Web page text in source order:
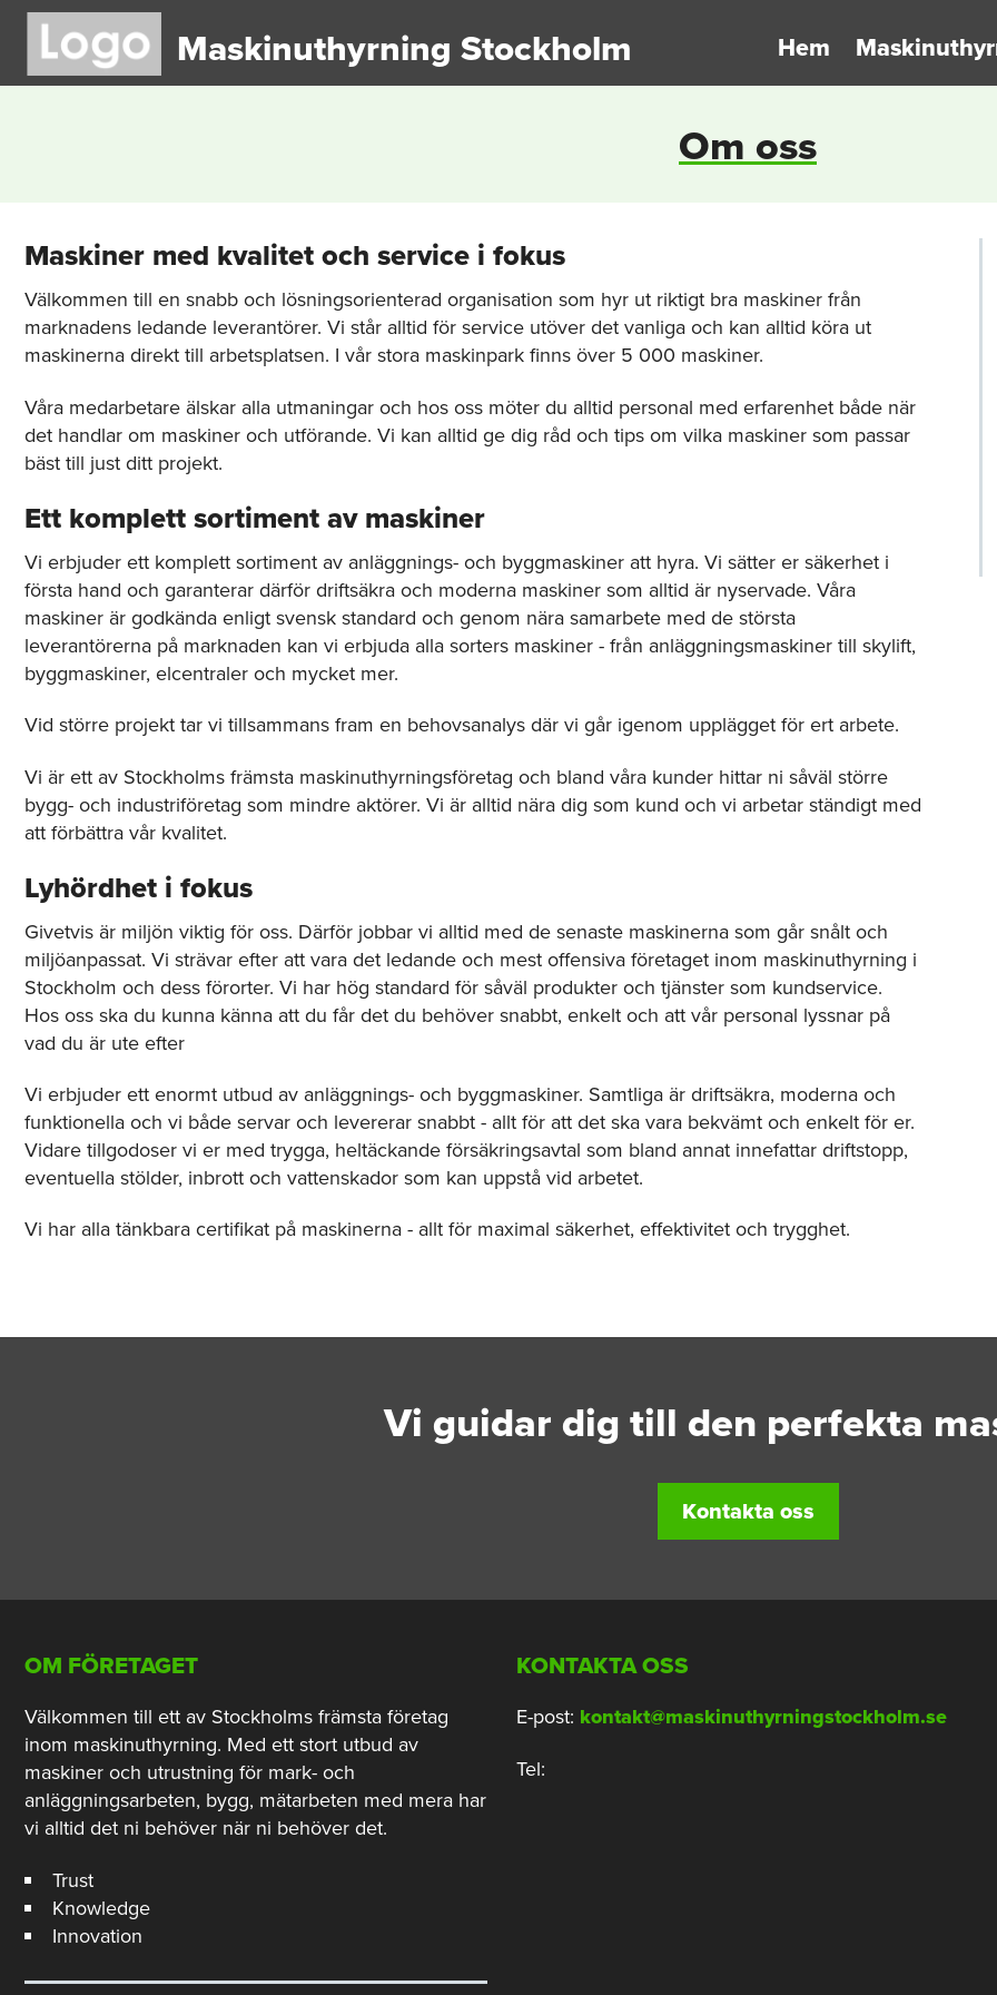
Hem
Maskinuthyrning Stockholm
Om oss
Maskiner med kvalitet och service i fokus
Välkommen till en snabb och lösningsorienterad organisation som hyr ut riktigt bra maskiner från
marknadens ledande leverantörer. Vi står alltid för service utöver det vanliga och kan alltid köra ut
maskinerna direkt till arbetsplatsen. I vår stora maskinpark finns över 5 000 maskiner.
Våra medarbetare älskar alla utmaningar och hos oss möter du alltid personal med erfarenhet både när
det handlar om maskiner och utförande. Vi kan alltid ge dig råd och tips om vilka maskiner som passar
bäst till just ditt projekt.
Ett komplett sortiment av maskiner
Vi erbjuder ett komplett sortiment av anläggnings- och byggmaskiner att hyra. Vi sätter er säkerhet i
första hand och garanterar därför driftsäkra och moderna maskiner som alltid är nyservade. Våra
maskiner är godkända enligt svensk standard och genom nära samarbete med de största
leverantörerna på marknaden kan vi erbjuda alla sorters maskiner - från anläggningsmaskiner till skylift,
byggmaskiner, elcentraler och mycket mer.
Vid större projekt tar vi tillsammans fram en behovsanalys där vi går igenom upplägget för ert arbete.
Vi är ett av Stockholms främsta maskinuthyrningsföretag och bland våra kunder hittar ni såväl större
bygg- och industriföretag som mindre aktörer. Vi är alltid nära dig som kund och vi arbetar ständigt med
att förbättra vår kvalitet.
Lyhördhet i fokus
Givetvis är miljön viktig för oss. Därför jobbar vi alltid med de senaste maskinerna som går snålt och
miljöanpassat. Vi strävar efter att vara det ledande och mest offensiva företaget inom maskinuthyrning i
Stockholm och dess förorter. Vi har hög standard för såväl produkter och tjänster som kundservice.
Hos oss ska du kunna känna att du får det du behöver snabbt, enkelt och att vår personal lyssnar på
vad du är ute efter
Vi erbjuder ett enormt utbud av anläggnings- och byggmaskiner. Samtliga är driftsäkra, moderna och
funktionella och vi både servar och levererar snabbt - allt för att det ska vara bekvämt och enkelt för er.
Vidare tillgodoser vi er med trygga, heltäckande försäkringsavtal som bland annat innefattar driftstopp,
eventuella stölder, inbrott och vattenskador som kan uppstå vid arbetet.
Vi har alla tänkbara certifikat på maskinerna - allt för maximal säkerhet, effektivitet och trygghet.
Vi guidar dig till den perfekta
Kontakta oss
OM FÖRETAGET
Välkommen till ett av Stockholms främsta företag
inom maskinuthyrning. Med ett stort utbud av
maskiner och utrustning för mark- och
anläggningsarbeten, bygg, mätarbeten med mera har
vi alltid det ni behöver när ni behöver det.
Trust
Knowledge
Innovation
KONTAKTA OSS
E-post: kontakt@maskinuthyrningstockholm.se
Tel: